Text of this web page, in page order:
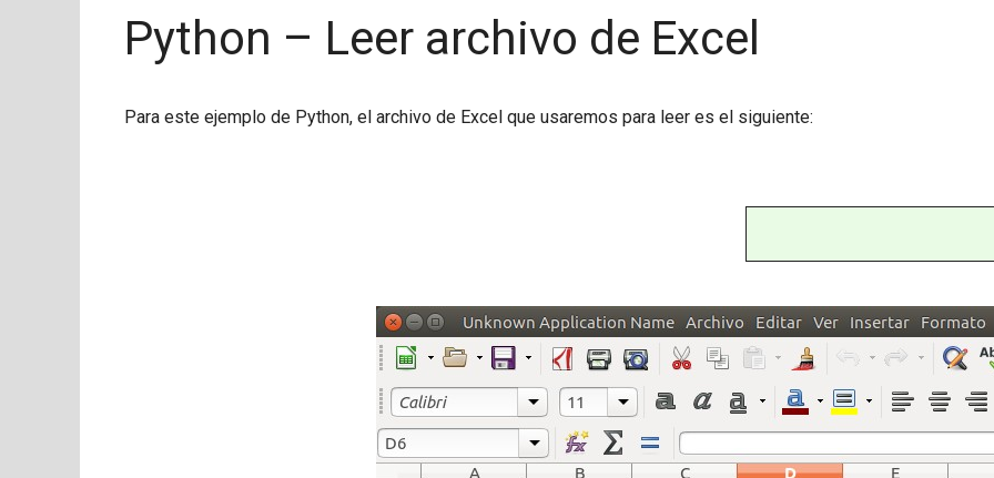
Python – Leer archivo de Excel
Para este ejemplo de Python, el archivo de Excel que usaremos para leer es el siguiente: